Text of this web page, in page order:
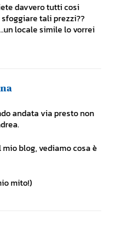
davvero tutti cosi
tali prezzi??
locale simile lo vorrei
andata via presto non
blog, vediamo cosa è
mito!)